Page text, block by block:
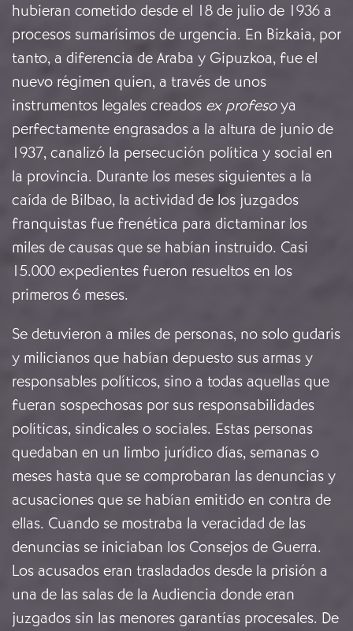
hubieran cometido desde el 18 de julio de 1936 a
procesos sumarísimos de urgencia. En Bizkaia, por
tanto, a diferencia de Araba y Gipuzkoa, fue el
nuevo régimen quien, a través de unos
instrumentos legales creados ex profesoya
perfectamente engrasados a la altura de junio de
1937, canalizó la persecución política y social en
la provincia. Durante los meses siguientes a la
caída de Bilbao, la actividad de los juzgados
franquistas fue frenética para dictaminar los
miles de causas que se habían instruido. Casi
15.000 expedientes fueron resueltos en los
primeros 6 meses.
Se detuvieron a miles de personas, no solo gudaris
y milicianos que habían depuesto sus armas y
responsables políticos, sino a todas aquellas que
fueran sospechosas por sus responsabilidades
políticas, sindicales o sociales. Estas personas
quedaban en un limbo jurídico días, semanas o
meses hasta que se comprobaran las denuncias y
acusaciones que se habían emitido en contra de
ellas. Cuando se mostraba la veracidad de las
denuncias se iniciaban los Consejos de Guerra.
Los acusados eran trasladados desde la prisión a
una de las salas de la Audiencia donde eran
juzgados sin las menores garantías procesales. De